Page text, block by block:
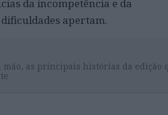
da incompetência e da
apertam.
as principais histórias da edição